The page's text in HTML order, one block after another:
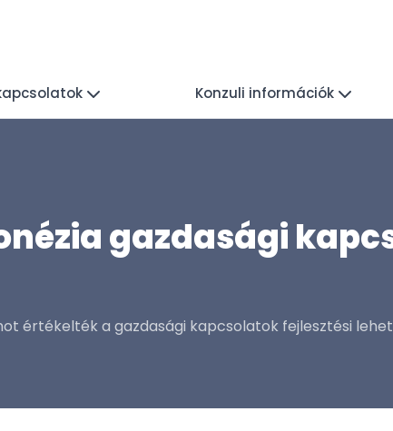
Konzuli információk
gazdasági
értékelték a gazdasági kapcsolatok fejlesztési